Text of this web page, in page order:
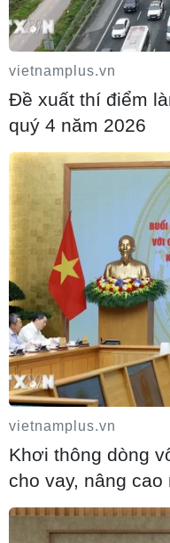
Chấp thuận chủ
Quốc lộ 56,
10/08/2026 14:17
Thành phố Hồ
10/08/2026 14:08
vietnamplus.vn
Đề xuất thí điểm
quý 4 năm 2026
vietnamplus.vn
Khơi thông dòng
cho vay, nâng